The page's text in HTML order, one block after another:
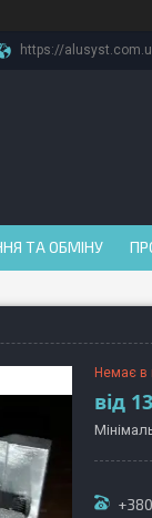
https://
ТА ОБМІНУ
Немає в
від